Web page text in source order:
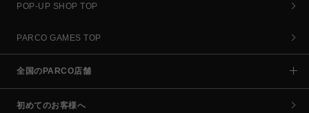
POP-UP SHOP TOP
PARCO GAMES TOP
全国のPARCO店舗
初めてのお客様へ